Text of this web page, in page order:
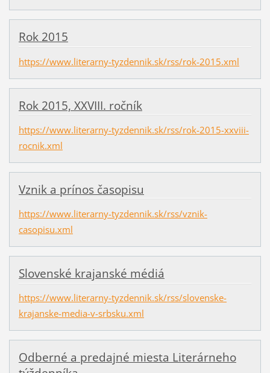
Rok 2015
https://www.literarny-tyzdennik.sk/rss/rok-2015.xml
Rok 2015, XXVIII. ročník
https://www.literarny-tyzdennik.sk/rss/rok-2015-xxviii-
rocnik.xml
Vznik a prínos časopisu
https://www.literarny-tyzdennik.sk/rss/vznik-
casopisu.xml
Slovenské krajanské médiá
https://www.literarny-tyzdennik.sk/rss/slovenske-
krajanske-media-v-srbsku.xml
Odberné a predajné miesta Literárneho